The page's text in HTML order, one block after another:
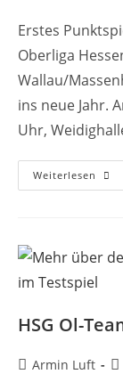
Erstes
Oberliga
Wallau/
ins neue Jahr.
Uhr,
Weiterlesen Sa.
In
HSG Ol-
Beitrags-
Armin Luft